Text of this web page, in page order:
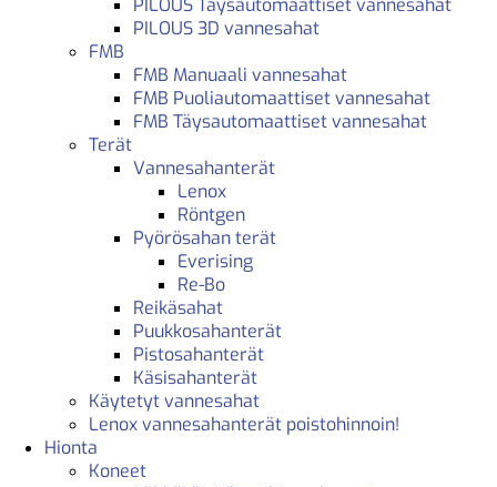
PILOUS Täysautomaattiset vannesahat
PILOUS 3D vannesahat
FMB
FMB Manuaali vannesahat
FMB Puoliautomaattiset vannesahat
FMB Täysautomaattiset vannesahat
Terät
Vannesahanterät
Lenox
Röntgen
Pyörösahan terät
Everising
Re-Bo
Reikäsahat
Puukkosahanterät
Pistosahanterät
Käsisahanterät
Käytetyt vannesahat
Lenox vannesahanterät poistohinnoin!
Hionta
Koneet